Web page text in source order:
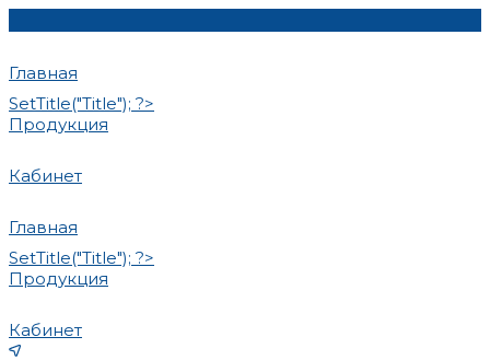
Главная
SetTitle("Title"); ?>
Продукция
Кабинет
Главная
SetTitle("Title"); ?>
Продукция
Кабинет